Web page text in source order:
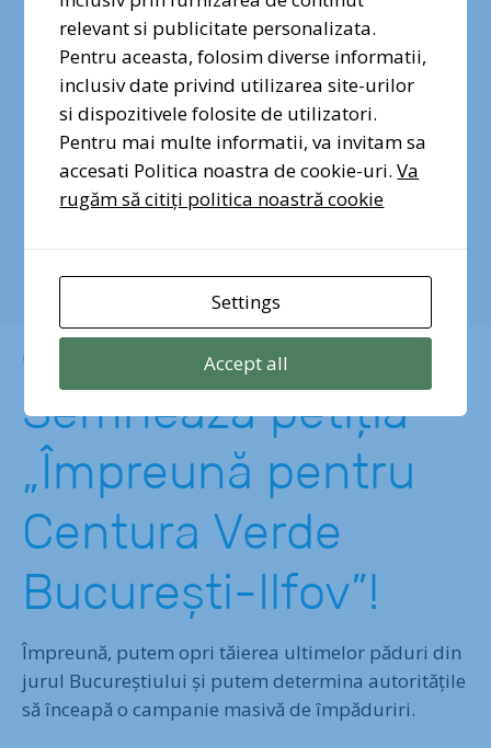
Semnează petiția
„Împreună pentru
Centura Verde
București-Ilfov”!
Împreună, putem opri tăierea ultimelor păduri din
jurul Bucureștiului și putem determina autoritățile
să înceapă o campanie masivă de împăduriri.
și distribuiți petiția pentru
protecția Pădurii Băneasa!
Semnez pentru Pădurea
Băneasa
relevant si publicitate personalizata.
Pentru aceasta, folosim diverse informatii,
inclusiv date privind utilizarea site-urilor
si dispozitivele folosite de utilizatori.
Pentru mai multe informatii, va invitam sa
accesati Politica noastra de cookie-uri.Va
rugăm să citiți politica noastră cookie
Settings
Accept all